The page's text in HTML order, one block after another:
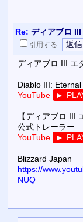
Re: ディアブロ
引用する
ディアブロ III エ
Diablo III:
YouTube
▼
【ディアブロ III
公式トレーラー
YouTube
▼
Blizzard Japan
https://
NUQ